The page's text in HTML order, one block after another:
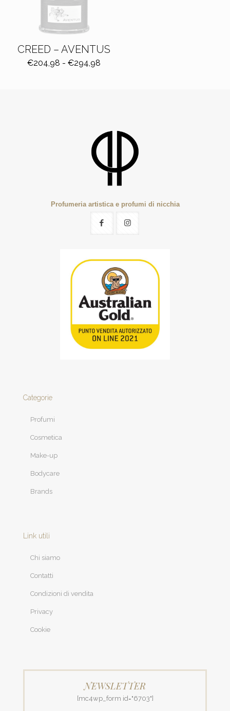
CREED – AVENTUS
€204,98 - €294,98
Profumeria artistica e profumi di nicchia
Categorie
Profumi
Cosmetica
Make-up
Bodycare
Brands
Link utili
Chi siamo
Contatti
Condizioni di vendita
Privacy
Cookie
NEWSLETTER
[mc4wp_form id="6703"]